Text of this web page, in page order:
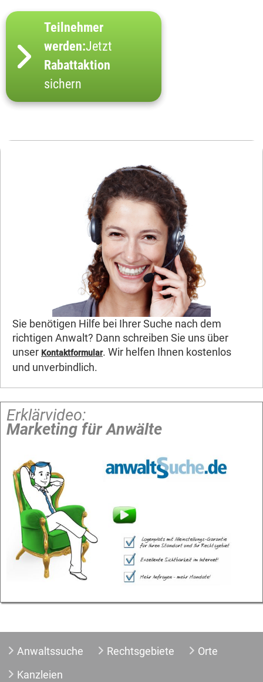
Teilnehmer
werden:Jetzt
Rabattaktion
sichern
Sie benötigen Hilfe bei Ihrer Suche nach dem
richtigen Anwalt? Dann schreiben Sie uns über
unser Kontaktformular. Wir helfen Ihnen kostenlos
und unverbindlich.
Erklärvideo:
Marketing für Anwälte
Anwaltssuche Rechtsgebiete
Orte
Kanzleien